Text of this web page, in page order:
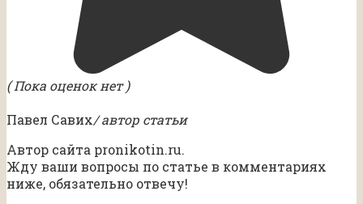
( Пока оценок нет )
Павел Савих/ автор статьи
Автор сайта pronikotin.ru.
Жду ваши вопросы по статье в комментариях
ниже, обязательно отвечу!